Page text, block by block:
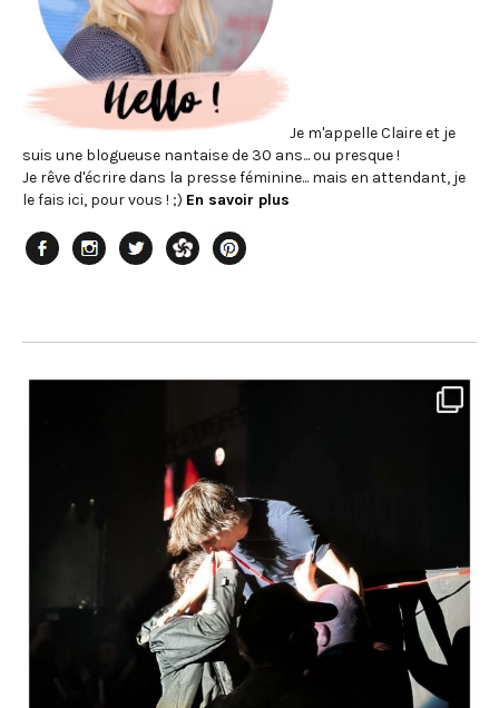
Je m'appelle Claire et je
suis une blogueuse nantaise de 30 ans... ou presque !
Je rêve d'écrire dans la presse féminine... mais en attendant, je
le fais ici, pour vous ! ;) En savoir plus